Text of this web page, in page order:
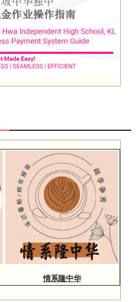
情系隆中华